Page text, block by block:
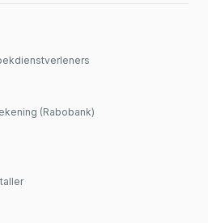
(Rabobank)